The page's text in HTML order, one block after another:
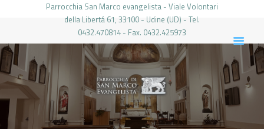
Parrocchia San Marco evangelista - Viale Volontari
della Libertá 61, 33100 - Udine (UD) - Tel.
0432.470814 - Fax. 0432.425973
PARROCCHIA DI SAN MARCO UDINE
HOME
LA PARROCCHIA
IL PARROCO
LE ATTIVITÀ